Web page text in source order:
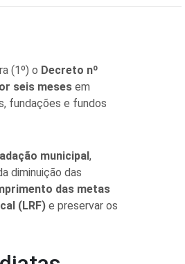
(1º) o Decreto nº
seis mesesem
fundações e fundos
municipal ,
diminuição das
das metas
(LRF)e preservar os